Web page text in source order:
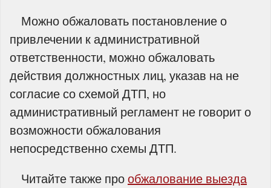
Можно обжаловать постановление о
привлечении к административной
ответственности, можно обжаловать
действия должностных лиц, указав на не
согласие со схемой ДТП, но
административный регламент не говорит о
возможности обжалования
непосредственно схемы ДТП.
Читайте также прообжалование выезда